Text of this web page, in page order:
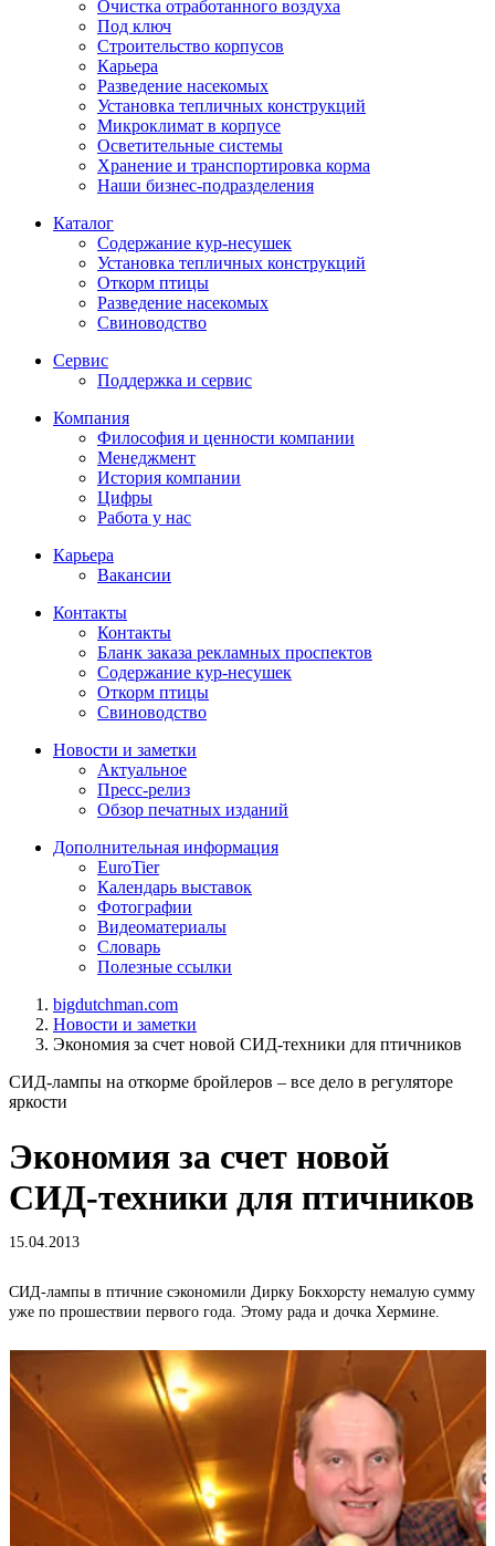
Очистка отработанного воздуха
Под ключ
Строительство корпусов
Карьера
Разведение насекомых
Установка тепличных конструкций
Микроклимат в корпусе
Осветительные системы
Хранение и транспортировка корма
Наши бизнес-подразделения
Каталог
Содержание кур-несушек
Установка тепличных конструкций
Откорм птицы
Разведение насекомых
Свиноводство
Сервис
Поддержка и сервис
Компания
Философия и ценности компании
Менеджмент
История компании
Цифры
Работа у нас
Карьера
Вакансии
Контакты
Контакты
Бланк заказа рекламных проспектов
Содержание кур-несушек
Откорм птицы
Свиноводство
Новости и заметки
Актуальное
Пресс-релиз
Обзор печатных изданий
Дополнительная информация
EuroTier
Календарь выставок
Фотографии
Видеоматериалы
Словарь
Полезные ссылки
bigdutchman.com
Новости и заметки
Экономия за счет новой СИД-техники для птичников
СИД-лампы на откорме бройлеров – все дело в регуляторе
яркости
Экономия за счет новой
СИД-техники для птичников
15.04.2013
СИД-лампы в птичние сэкономили Дирку Бокхорсту немалую сумму
уже по прошествии первого года. Этому рада и дочка Хермине.